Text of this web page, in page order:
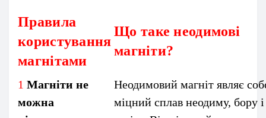
Правила
користування
магнітами
Що таке неодимові
магніти?
1 Магніти не
можна
Неодимовий магніт являє
міцний сплав неодиму, бору і